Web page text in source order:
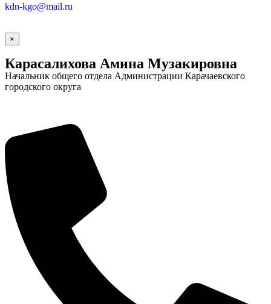
kdn-kgo@mail.ru
×
Карасалихова Амина Музакировна
Начальник общего отдела Администрации Карачаевского
городского округа